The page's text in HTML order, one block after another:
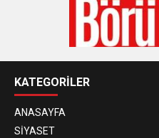
KATEGORİLER
ANASAYFA
SİYASET